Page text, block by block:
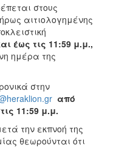
στους
αιτιολογημένης
έως τις 11:59 μ.μ.,
ημέρα της
στην
από
11:59 μ.μ.
την εκπνοή της
θεωρούνται ότι